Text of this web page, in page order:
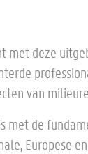
met deze
van
met de
Europese